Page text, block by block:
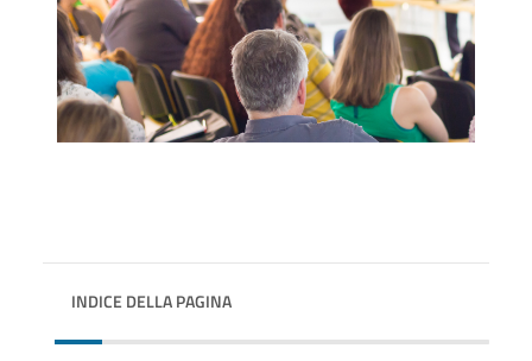
INDICE DELLA PAGINA